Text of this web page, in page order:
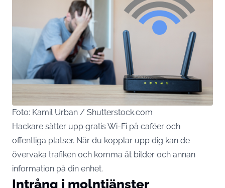
Foto: Kamil Urban / Shutterstock.com
Hackare sätter upp gratis Wi-Fi på caféer och
offentliga platser. När du kopplar upp dig kan de
övervaka trafiken och komma åt bilder och annan
information på din enhet.
Intrång i molntjänster